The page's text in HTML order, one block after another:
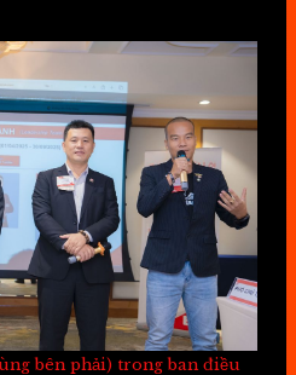
bên phải) trong ban điều